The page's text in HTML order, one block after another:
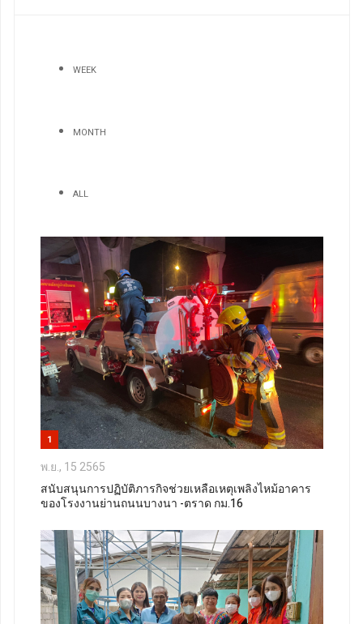
WEEK
MONTH
ALL
1
พ.ย., 15 2565
สนับสนุนการปฏิบัติภารกิจช่วยเหลือเหตุเพลิงไหม้อาคาร
ของโรงงานย่านถนนบางนา -ตราด กม.16